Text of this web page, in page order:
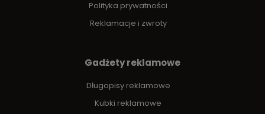
Polityka prywatności
Reklamacje i zwroty
Gadżety reklamowe
Długopisy reklamowe
Kubki reklamowe